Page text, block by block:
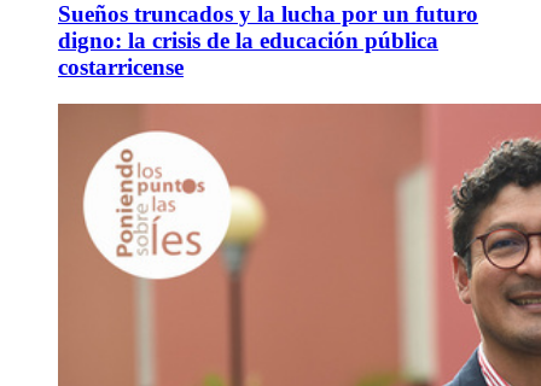
Sueños truncados y la lucha por un futuro
digno: la crisis de la educación pública
costarricense